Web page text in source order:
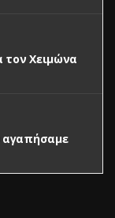
τον Χειμώνα
αγαπήσαμε